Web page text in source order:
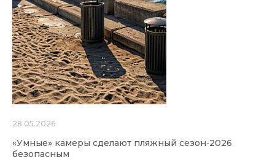
28.05.2026
«Умные» камеры сделают пляжный сезон‑2026
безопасным